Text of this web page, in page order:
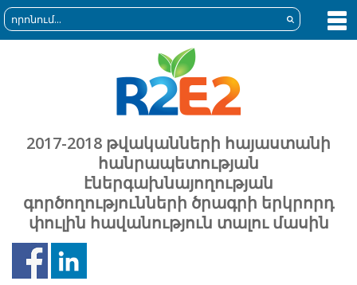
2017-2018 թվականների հայաստանի
հանրապետության
էներգախնայողության
գործողությունների ծրագրի երկրորդ
փուլին հավանություն տալու մասին